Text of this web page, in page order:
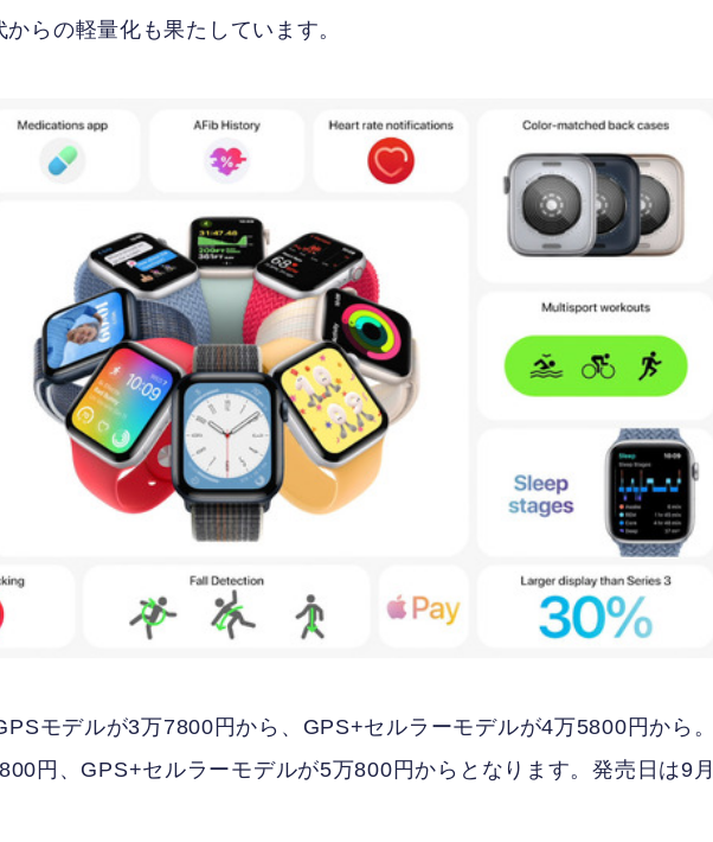
らの軽量化も果たしています。
モデルが3万7800円から、GPS+セルラーモデルが4万5800円から。
円、GPS+セルラーモデルが5万800円からとなります。発売日は9月